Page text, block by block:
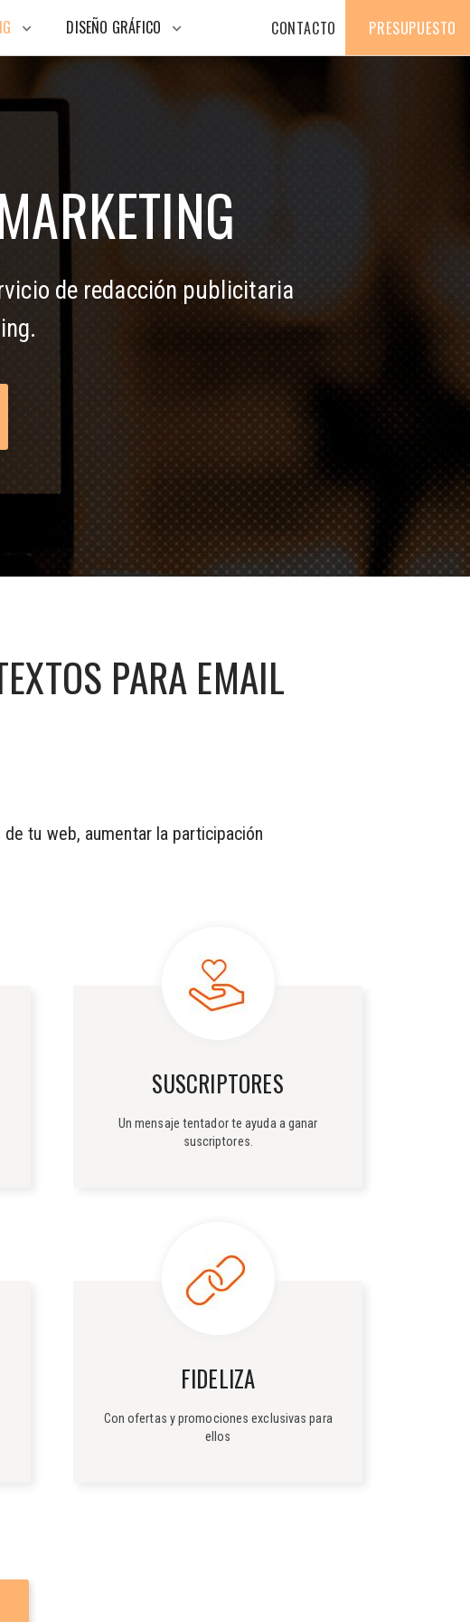
PRESUPUESTO
CONTACTO
keyboard_arrow_down DISEÑO GRÁFICO keyboard_arrow_down
de redacción publicitaria
PARA EMAIL
tu web, aumentar la participación
SUSCRIPTORES
Un mensaje tentador te ayuda a ganar
suscriptores.
FIDELIZA
Con ofertas y promociones exclusivas para
ellos